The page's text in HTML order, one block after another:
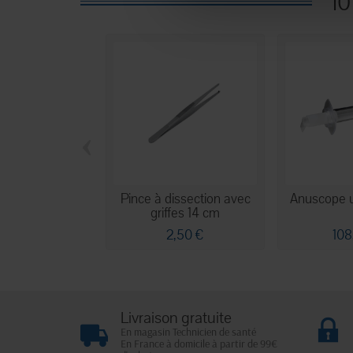
Pince à dissection avec
griffes 14 cm
2,50 €
Anuscope
Livraison gratuite
En magasin Technicien de santé
En France à domicile à partir de 99€